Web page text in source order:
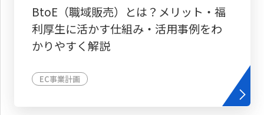
BtoE（職域販売）とは？メリット・福
利厚生に活かす仕組み・活用事例をわ
かりやすく解説
EC事業計画